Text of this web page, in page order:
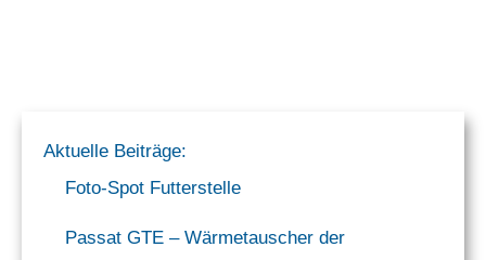
Aktuelle Beiträge:
Foto-Spot Futterstelle
Passat GTE – Wärmetauscher der